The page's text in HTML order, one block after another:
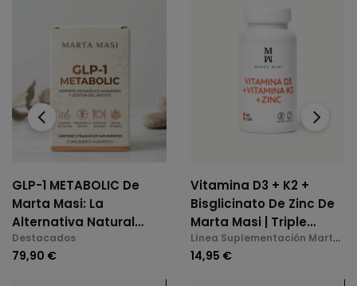
GLP-1 METABOLIC De
Marta Masi: La
Alternativa Natural
Para El Control De
Glucosa Y Saciedad.
Destacados
79,90 €
Vitamina D3 + K2 +
Bisglicinato De Zinc De
Marta Masi | Triple
Acción: Huesos,
Inmunidad Y Bienestar
Línea Suplementación Marta
Masi
14,95 €
‹ ›